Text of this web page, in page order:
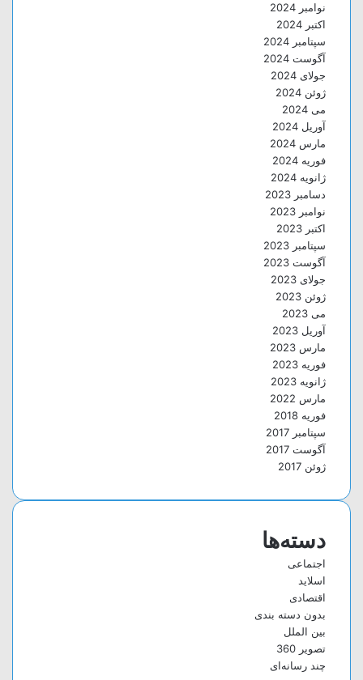
نوامبر 2024
اکتبر 2024
سپتامبر 2024
آگوست 2024
جولای 2024
ژوئن 2024
می 2024
آوریل 2024
مارس 2024
فوریه 2024
ژانویه 2024
دسامبر 2023
نوامبر 2023
اکتبر 2023
سپتامبر 2023
آگوست 2023
جولای 2023
ژوئن 2023
می 2023
آوریل 2023
مارس 2023
فوریه 2023
ژانویه 2023
مارس 2022
فوریه 2018
سپتامبر 2017
آگوست 2017
ژوئن 2017
دسته‌ها
اجتماعی
اسلاید
اقتصادی
بدون دسته بندی
بین الملل
تصویر 360
چند رسانه‌ای